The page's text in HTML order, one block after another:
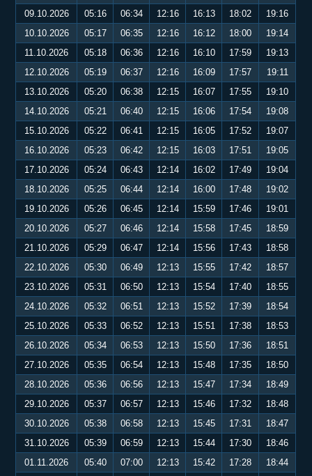
09.10.2026
05:16 06:34 12:16 16:13 18:02
19:16
10.10.2026
05:17 06:35 12:16 16:12 18:00
19:14
11.10.2026
05:18 06:36 12:16 16:10 17:59
19:13
12.10.2026
05:19 06:37 12:16 16:09 17:57
19:11
13.10.2026
05:20 06:38 12:15 16:07 17:55
19:10
14.10.2026
05:21 06:40 12:15 16:06 17:54
19:08
15.10.2026
05:22 06:41 12:15 16:05 17:52
19:07
16.10.2026
05:23 06:42 12:15 16:03 17:51
19:05
17.10.2026
05:24 06:43 12:14 16:02 17:49
19:04
18.10.2026
05:25 06:44 12:14 16:00 17:48
19:02
19.10.2026
05:26 06:45 12:14 15:59 17:46
19:01
20.10.2026
05:27 06:46 12:14 15:58 17:45
18:59
21.10.2026
05:29 06:47 12:14 15:56 17:43
18:58
22.10.2026
05:30 06:49 12:13 15:55 17:42
18:57
23.10.2026
05:31 06:50 12:13 15:54 17:40
18:55
24.10.2026
05:32 06:51 12:13 15:52 17:39
18:54
25.10.2026
05:33 06:52 12:13 15:51 17:38
18:53
26.10.2026
05:34 06:53 12:13 15:50 17:36
18:51
27.10.2026
05:35 06:54 12:13 15:48 17:35
18:50
28.10.2026
05:36 06:56 12:13 15:47 17:34
18:49
29.10.2026
05:37 06:57 12:13 15:46 17:32
18:48
30.10.2026
05:38 06:58 12:13 15:45 17:31
18:47
31.10.2026
05:39 06:59 12:13 15:44 17:30
18:46
01.11.2026
05:40 07:00 12:13 15:42 17:28 18:44